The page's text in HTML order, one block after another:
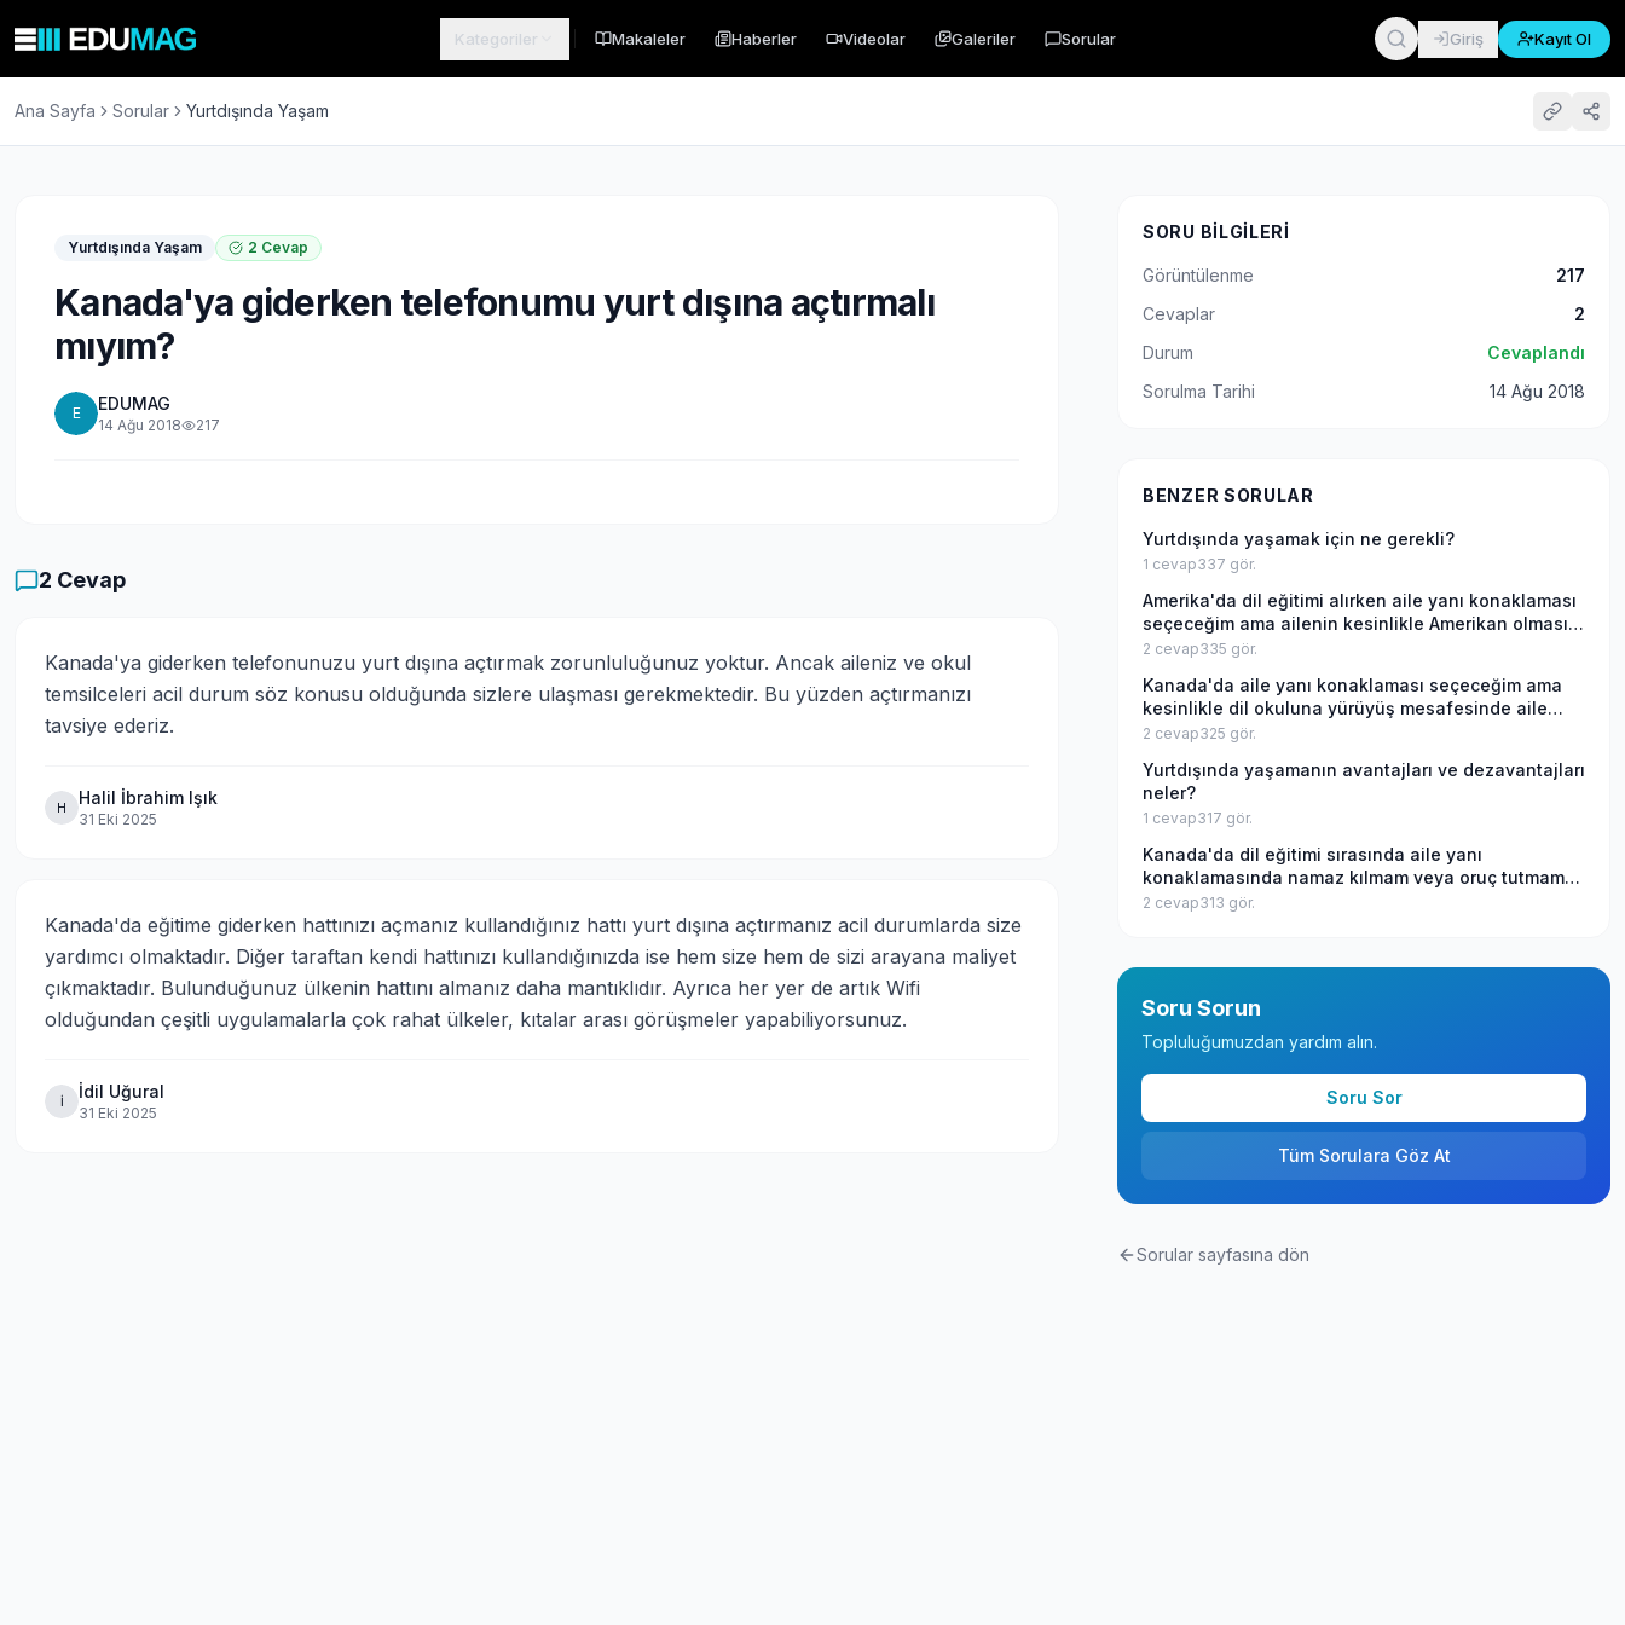
Kategoriler Makaleler Haberler Videolar Galeriler Sorular Giriş Kayıt Ol
Ana Sayfa Sorular Yurtdışında Yaşam
Yurtdışında Yaşam 2 Cevap
Kanada'ya giderken telefonumu yurt dışına açtırmalı
mıyım?
E EDUMAG
14 Ağu 2018 217
2 Cevap
Kanada'ya giderken telefonunuzu yurt dışına açtırmak zorunluluğunuz yoktur. Ancak aileniz ve okul
temsilceleri acil durum söz konusu olduğunda sizlere ulaşması gerekmektedir. Bu yüzden açtırmanızı
tavsiye ederiz.
H Halil İbrahim Işık
31 Eki 2025
Kanada'da eğitime giderken hattınızı açmanız kullandığınız hattı yurt dışına açtırmanız acil durumlarda size
yardımcı olmaktadır. Diğer taraftan kendi hattınızı kullandığınızda ise hem size hem de sizi arayana maliyet
çıkmaktadır. Bulunduğunuz ülkenin hattını almanız daha mantıklıdır. Ayrıca her yer de artık Wifi
olduğundan çeşitli uygulamalarla çok rahat ülkeler, kıtalar arası görüşmeler yapabiliyorsunuz.
İ İdil Uğural
31 Eki 2025
SORU BILGILERI
Görüntülenme
217
Cevaplar
2
Durum
Cevaplandı
Sorulma Tarihi
14 Ağu 2018
BENZER SORULAR
Yurtdışında yaşamak için ne gerekli?
1 cevap337 gör.
Amerika'da dil eğitimi alırken aile yanı konaklaması
seçeceğim ama ailenin kesinlikle Amerikan olmasını
istiyorum, bu mümkün mü?
2 cevap335 gör.
Kanada'da aile yanı konaklaması seçeceğim ama
kesinlikle dil okuluna yürüyüş mesafesinde aile
istiyorum, bu mümkün mü?
2 cevap325 gör.
Yurtdışında yaşamanın avantajları ve dezavantajları
neler?
1 cevap317 gör.
Kanada'da dil eğitimi sırasında aile yanı
konaklamasında namaz kılmam veya oruç tutmam
Kanadalı aileler açısından sıkıntı olur mu?
2 cevap313 gör.
Soru Sorun
Topluluğumuzdan yardım alın.
Soru Sor
Tüm Sorulara Göz At
Sorular sayfasına dön